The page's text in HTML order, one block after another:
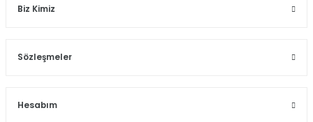
Biz Kimiz
Sözleşmeler
Hesabım